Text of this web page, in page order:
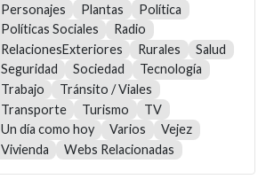
Personajes
Plantas
Política
Políticas Sociales
Radio
RelacionesExteriores
Rurales
Salud
Seguridad
Sociedad
Tecnología
Trabajo
Tránsito / Viales
Transporte
Turismo
TV
Un día como hoy
Varios
Vejez
Vivienda
Webs Relacionadas